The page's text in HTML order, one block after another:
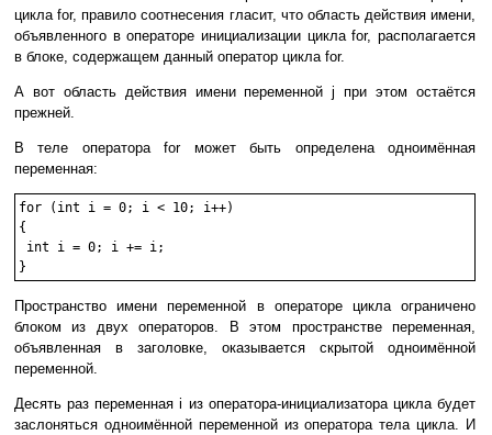
цикла for, правило соотнесения гласит, что область действия имени,
объявленного в операторе инициализации цикла for, располагается
в блоке, содержащем данный оператор цикла for.
А вот область действия имени переменной j при этом остаётся
прежней.
В теле оператора for может быть определена одноимённая
переменная:
for (int i = 0; i < 10; i++)
{
int i = 0; i += i;
Пространство имени переменной в операторе цикла ограничено
блоком из двух операторов. В этом пространстве переменная,
объявленная в заголовке, оказывается скрытой одноимённой
переменной.
Десять раз переменная i из оператора-инициализатора цикла будет
заслоняться одноимённой переменной из оператора тела цикла. И